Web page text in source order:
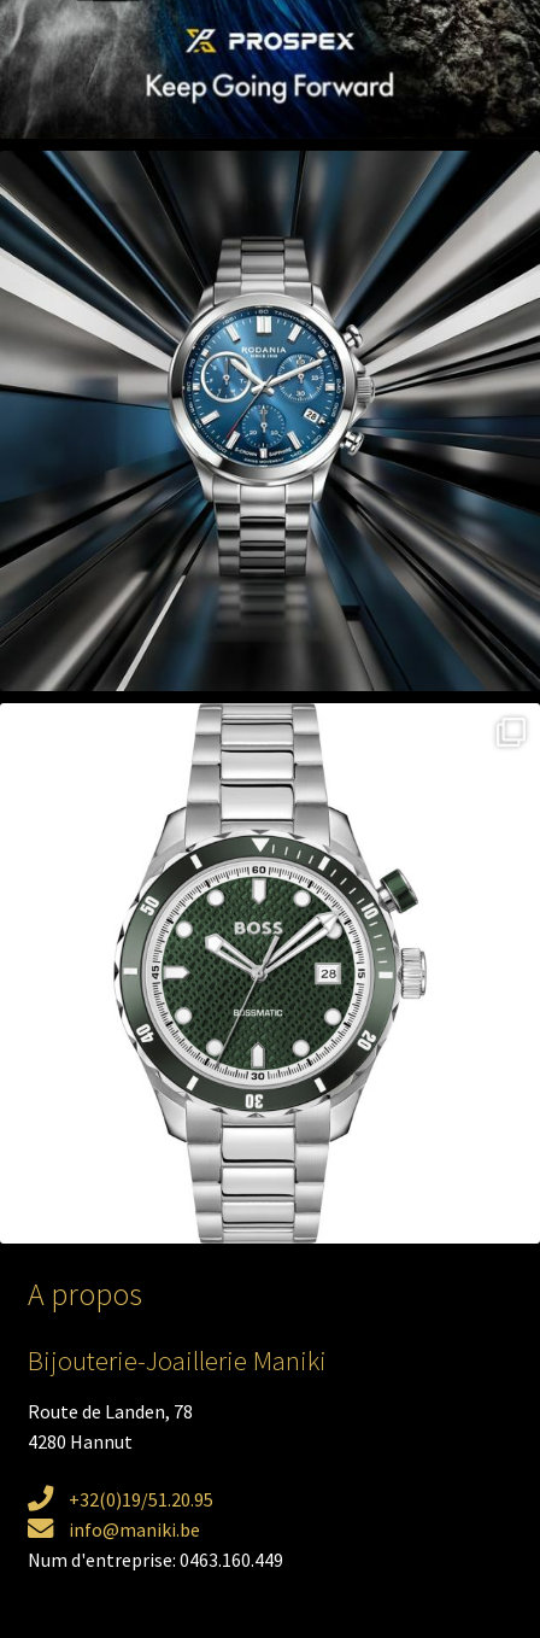
A propos
Bijouterie-Joaillerie Maniki
Route de Landen, 78
4280 Hannut
+32(0)19/51.20.95
info@maniki.be
Num d'entreprise: 0463.160.449